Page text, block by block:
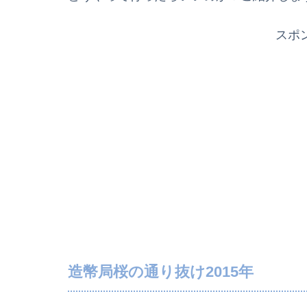
スポ
造幣局桜の通り抜け2015年